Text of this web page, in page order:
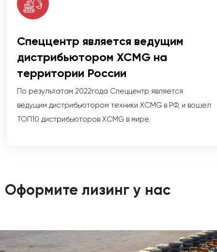
Спеццентр является ведущим
дистрибьютором XCMG на
территории России
По результатам 2022года Спеццентр является
ведущим дистрибьютором техники XCMG в РФ, и вошел
ТОП10 дистрибьюторов XCMG в мире.
Оформите лизинг у нас